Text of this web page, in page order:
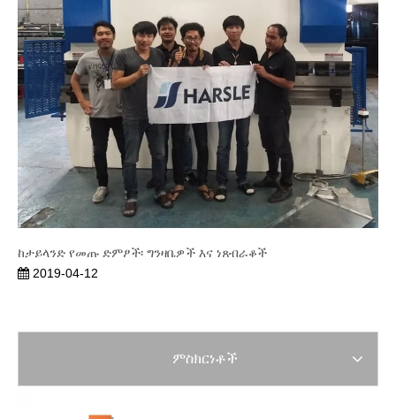
ከታይላንድ የመጡ ድምፆች፡ ግንዛቤዎች እና ነጸብራቆች
2019-04-12
ምስክርነቶች